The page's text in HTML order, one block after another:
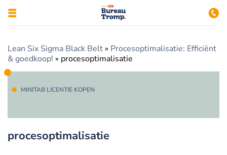
Lean Six Sigma Black Belt » Procesoptimalisatie: Efficiënt
& goedkoop! » procesoptimalisatie
MINITAB LICENTIE KOPEN
procesoptimalisatie